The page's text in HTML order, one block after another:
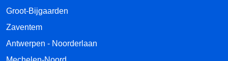
Groot-Bijgaarden
Zaventem
Antwerpen - Noorderlaan